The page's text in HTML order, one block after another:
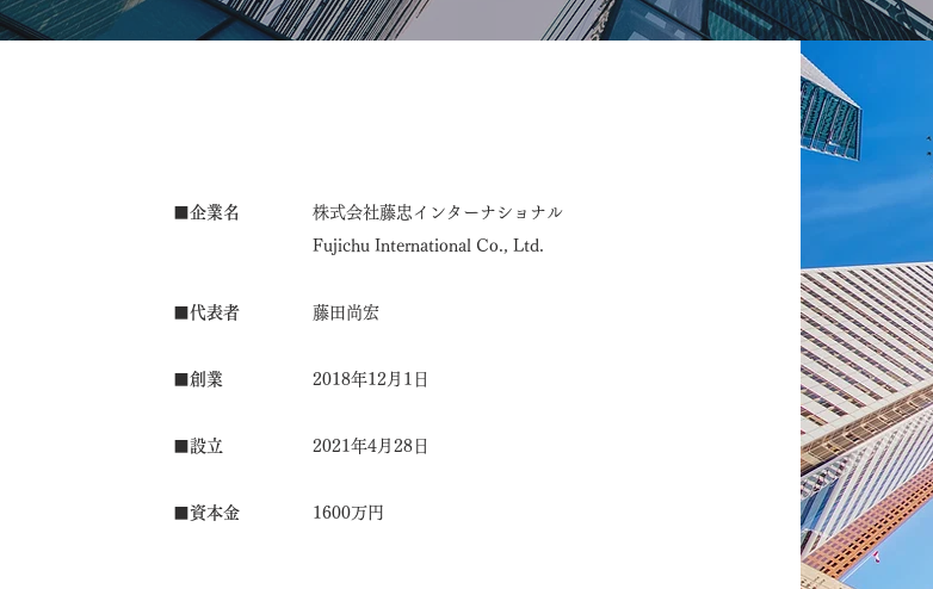
■企業名
​■代表者
■創業
■設立
■資本金
株式会社藤忠インターナショナル
Fujichu International Co., Ltd.
藤田尚宏
2018年12月1日
2021年4月28日
1600万円